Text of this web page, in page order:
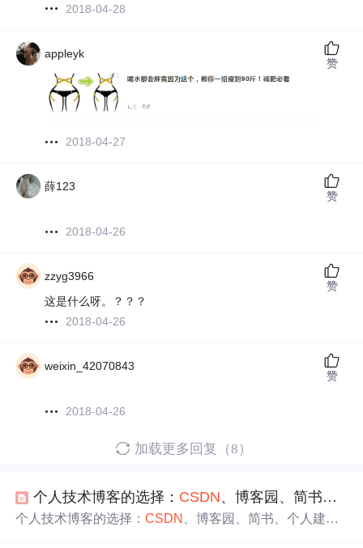
2018-04-28
appleyk
2018-04-27
赞
薛123
2018-04-26
赞
zzyg3966
这是什么呀。？？？
2018-04-26
赞
weixin_42070843
2018-04-26
赞
加载更多回复（8）
个人技术博客的选择： CSDN、博客园、简书、知乎专栏、Github、新浪、个人建站等？
个人技术博客的选择：CSDN
、博客园、简书、个人建